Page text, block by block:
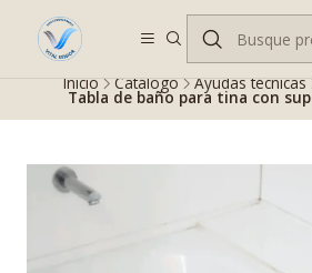
Despacho gratis en RM desde
Inicio Catálogo Ayudas técnicas
Tabla de baño para tina con